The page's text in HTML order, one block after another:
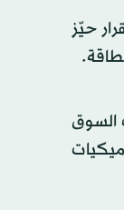
حيّز
السوق